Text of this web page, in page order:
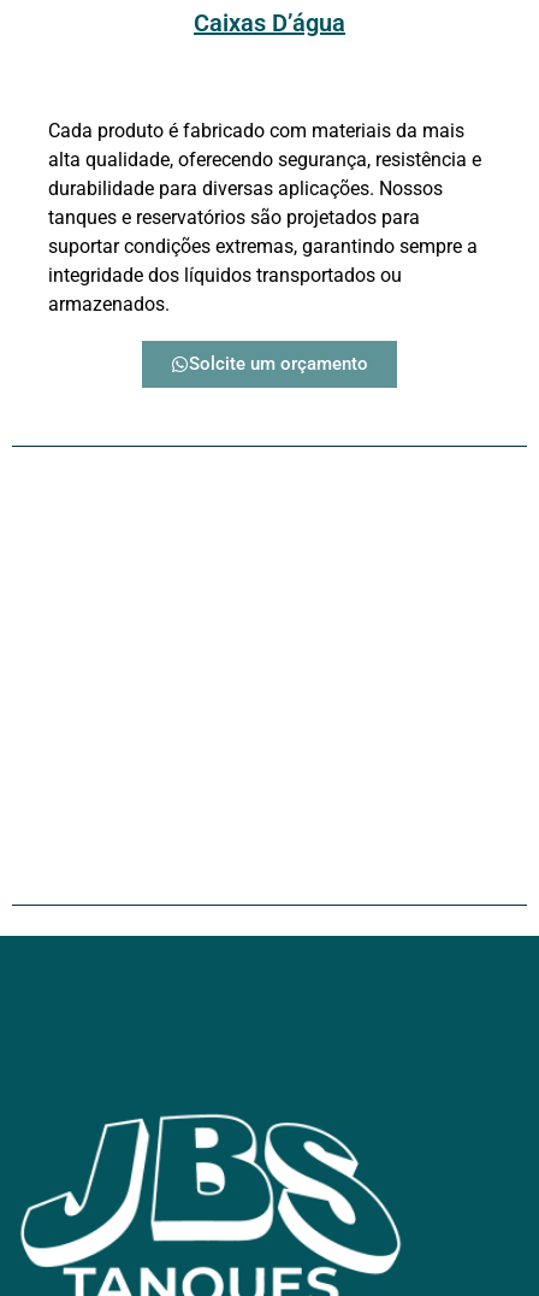
Caixas D’água
Cada produto é fabricado com materiais da mais
alta qualidade, oferecendo segurança, resistência e
durabilidade para diversas aplicações. Nossos
tanques e reservatórios são projetados para
suportar condições extremas, garantindo sempre a
integridade dos líquidos transportados ou
armazenados.
Solcite um orçamento